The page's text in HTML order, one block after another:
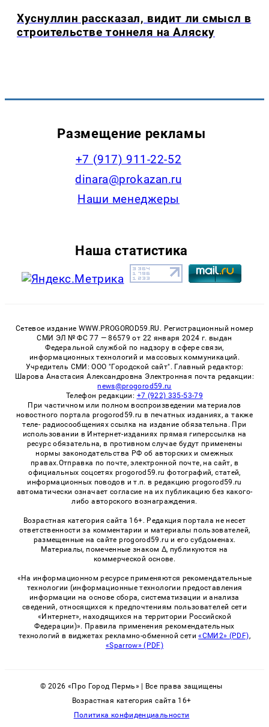
Хуснуллин рассказал, видит ли смысл в
строительстве тоннеля на Аляску
Размещение рекламы
+7 (917) 911-22-52
dinara@prokazan.ru
Наши менеджеры
Наша статистика
Сетевое издание WWW.PROGOROD59.RU. Регистрационный номер
СМИ ЭЛ № ФС 77 — 86579 от 22 января 2024 г. выдан
Федеральной службой по надзору в сфере связи,
информационных технологий и массовых коммуникаций.
Учредитель СМИ: ООО "Городской сайт". Главный редактор:
Шарова Анастасия Александровна Электронная почта редакции:
news@progorod59.ru
Телефон редакции: +7 (922) 335-53-79
При частичном или полном воспроизведении материалов
новостного портала progorod59.ru в печатных изданиях, а также
теле- радиосообщениях ссылка на издание обязательна. При
использовании в Интернет-изданиях прямая гиперссылка на
ресурс обязательна, в противном случае будут применены
нормы законодательства РФ об авторских и смежных
правах.Отправка по почте, электронной почте, на сайт, в
официальных соцсетях progorod59.ru фотографий, статей,
информационных поводов и т.п. в редакцию progorod59.ru
автоматически означает согласие на их публикацию без какого-
либо авторского вознаграждения.
Возрастная категория сайта 16+. Редакция портала не несет
ответственности за комментарии и материалы пользователей,
размещенные на сайте progorod59.ru и его субдоменах.
Материалы, помеченные знаком Δ, публикуются на
коммерческой основе.
«На информационном ресурсе применяются рекомендательные
технологии (информационные технологии предоставления
информации на основе сбора, систематизации и анализа
сведений, относящихся к предпочтениям пользователей сети
«Интернет», находящихся на территории Российской
Федерации)». Правила применения рекомендательных
технологий в виджетах рекламно-обменной сети«СМИ2» (PDF),
«Sparrow» (PDF)
© 2026 «Про Город Пермь» | Все права защищены
Возрастная категория сайта 16+
Политика конфиденциальности